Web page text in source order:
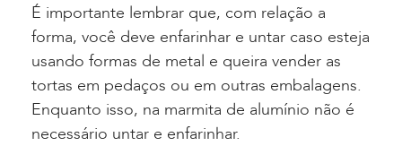
É importante lembrar que, com relação a
forma, você deve enfarinhar e untar caso esteja
usando formas de metal e queira vender as
tortas em pedaços ou em outras embalagens.
Enquanto isso, na marmita de alumínio não é
necessário untar e enfarinhar.